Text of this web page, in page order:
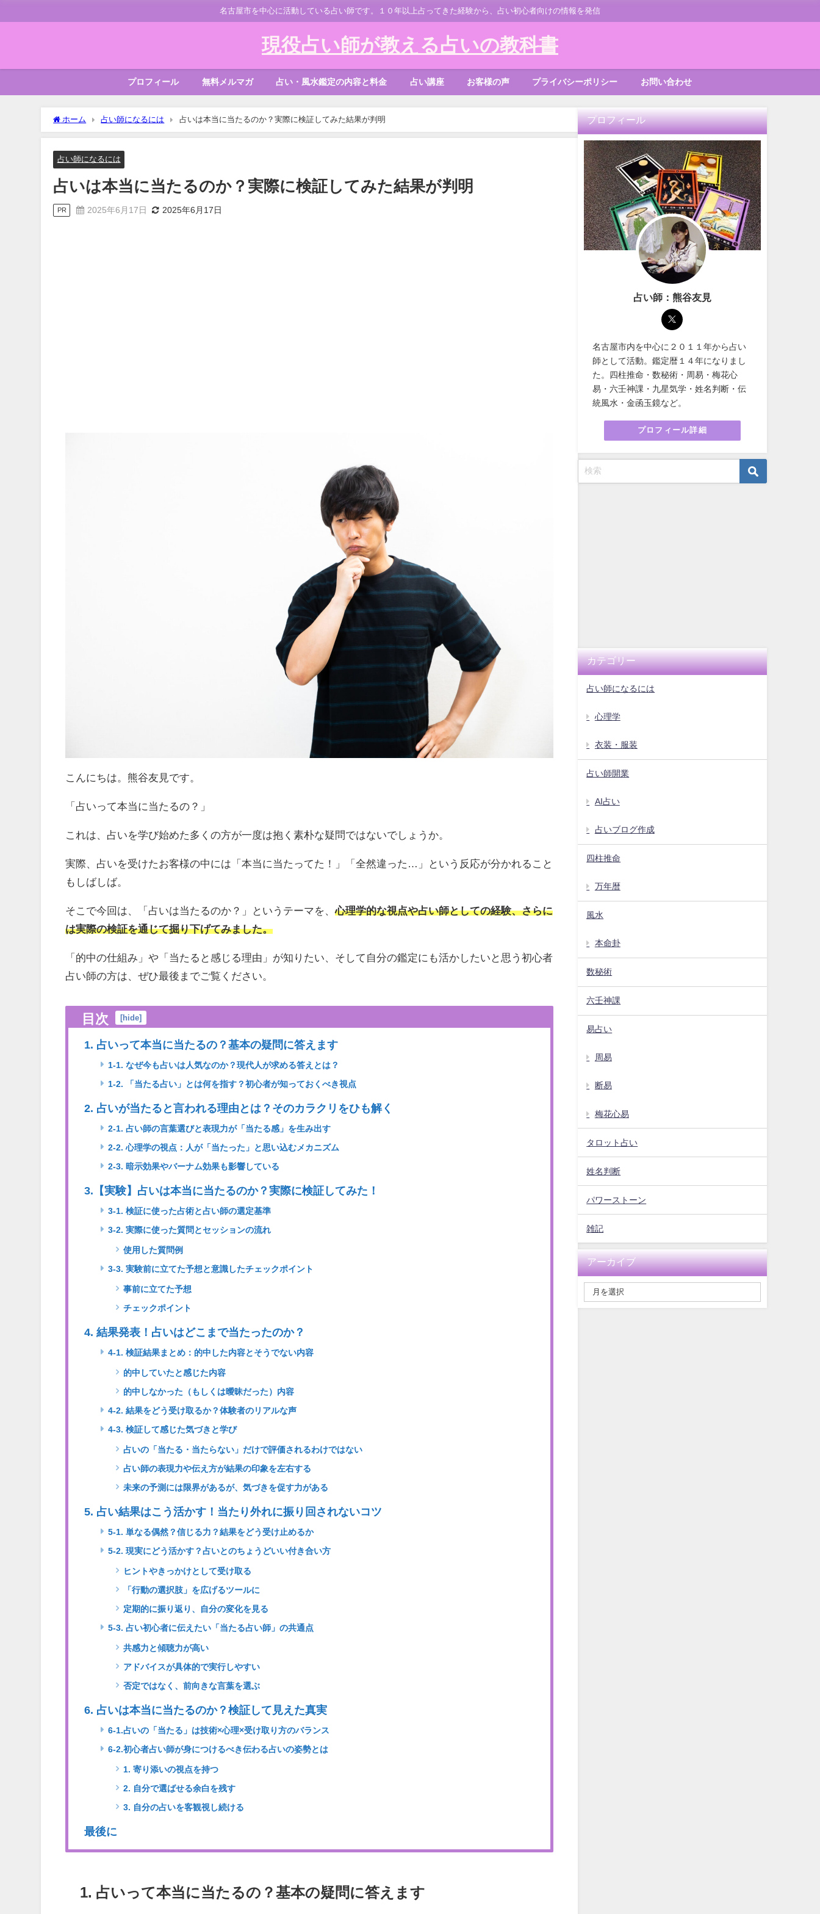
名古屋市を中心に活動している占い師です。１０年以上占ってきた経験から、占い初心者向けの情報を発信
現役占い師が教える占いの教科書
プロフィール 無料メルマガ 占い・風水鑑定の内容と料金 占い講座 お客様の声 プライバシーポリシー お問い合わせ
ホーム 占い師になるには 占いは本当に当たるのか？実際に検証してみた結果が判明
占い師になるには
占いは本当に当たるのか？実際に検証してみた結果が判明
PR 2025年6月17日 2025年6月17日
こんにちは。熊谷友見です。
「占いって本当に当たるの？」
これは、占いを学び始めた多くの方が一度は抱く素朴な疑問ではないでしょうか。
実際、占いを受けたお客様の中には「本当に当たってた！」「全然違った…」という反応が分かれること
もしばしば。
そこで今回は、「占いは当たるのか？」というテーマを、心理学的な視点や占い師としての経験、さらに
は実際の検証を通じて掘り下げてみました。
「的中の仕組み」や「当たると感じる理由」が知りたい、そして自分の鑑定にも活かしたいと思う初心者
占い師の方は、ぜひ最後までご覧ください。
目次 [hide]
1. 占いって本当に当たるの？基本の疑問に答えます
1-1. なぜ今も占いは人気なのか？現代人が求める答えとは？
1-2. 「当たる占い」とは何を指す？初心者が知っておくべき視点
2. 占いが当たると言われる理由とは？そのカラクリをひも解く
2-1. 占い師の言葉選びと表現力が「当たる感」を生み出す
2-2. 心理学の視点：人が「当たった」と思い込むメカニズム
2-3. 暗示効果やバーナム効果も影響している
3.【実験】占いは本当に当たるのか？実際に検証してみた！
3-1. 検証に使った占術と占い師の選定基準
3-2. 実際に使った質問とセッションの流れ
使用した質問例
3-3. 実験前に立てた予想と意識したチェックポイント
事前に立てた予想
チェックポイント
4. 結果発表！占いはどこまで当たったのか？
4-1. 検証結果まとめ：的中した内容とそうでない内容
的中していたと感じた内容
的中しなかった（もしくは曖昧だった）内容
4-2. 結果をどう受け取るか？体験者のリアルな声
4-3. 検証して感じた気づきと学び
占いの「当たる・当たらない」だけで評価されるわけではない
占い師の表現力や伝え方が結果の印象を左右する
未来の予測には限界があるが、気づきを促す力がある
5. 占い結果はこう活かす！当たり外れに振り回されないコツ
5-1. 単なる偶然？信じる力？結果をどう受け止めるか
5-2. 現実にどう活かす？占いとのちょうどいい付き合い方
ヒントやきっかけとして受け取る
「行動の選択肢」を広げるツールに
定期的に振り返り、自分の変化を見る
5-3. 占い初心者に伝えたい「当たる占い師」の共通点
共感力と傾聴力が高い
アドバイスが具体的で実行しやすい
否定ではなく、前向きな言葉を選ぶ
6. 占いは本当に当たるのか？検証して見えた真実
6-1.占いの「当たる」は技術×心理×受け取り方のバランス
6-2.初心者占い師が身につけるべき伝わる占いの姿勢とは
1. 寄り添いの視点を持つ
2. 自分で選ばせる余白を残す
3. 自分の占いを客観視し続ける
最後に
1. 占いって本当に当たるの？基本の疑問に答えます
プロフィール
占い師：熊谷友見
名古屋市内を中心に２０１１年から占い
師として活動。鑑定暦１４年になりまし
た。四柱推命・数秘術・周易・梅花心
易・六壬神課・九星気学・姓名判断・伝
統風水・金函玉鏡など。
プロフィール詳細
カテゴリー
占い師になるには
心理学
衣装・服装
占い師開業
AI占い
占いブログ作成
四柱推命
万年暦
風水
本命卦
数秘術
六壬神課
易占い
周易
断易
梅花心易
タロット占い
姓名判断
パワーストーン
雑記
アーカイブ